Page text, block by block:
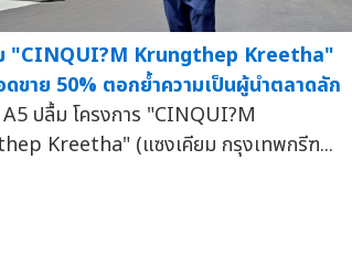
"CINQUI?M Krungthep Kreetha"
ดขาย 50% ตอกย้ำความเป็นผู้นำตลาดลัก
ปลื้ม โครงการ "CINQUI?M
Kreetha" (แซงเคียม กรุงเทพกรีฑ...